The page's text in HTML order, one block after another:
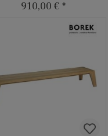
910,00 € *